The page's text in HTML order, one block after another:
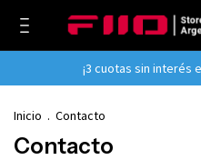
¡3 cuotas sin interés
Inicio . Contacto
Contacto